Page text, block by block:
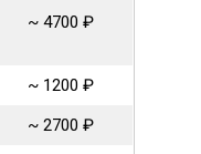
~ 4700 ₽
~ 1200 ₽
~ 2700 ₽